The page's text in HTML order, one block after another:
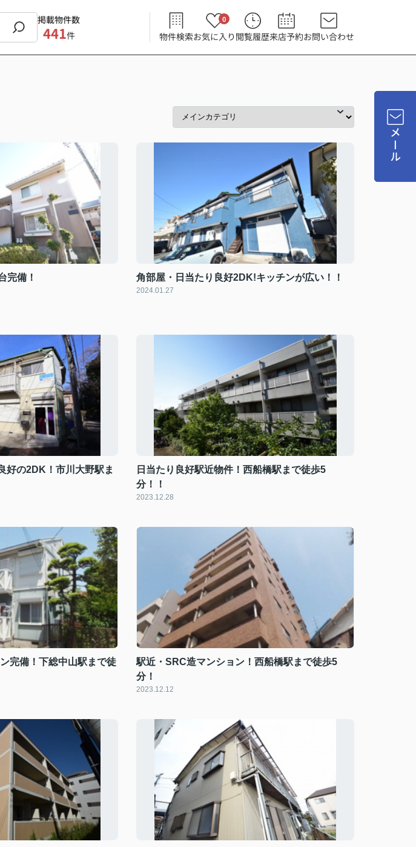
掲載物件数
441件 物件検索お気に入り
0
閲覧履歴来店予約お問い合わせ
メール
完備！ 角部屋・日当たり良好2DK!キッチンが広い！！
2024.01.27
好の2DK！市川大野駅ま
日当たり良好駅近物件！西船橋駅まで徒歩5
分！！
2023.12.28
完備！下総中山駅まで徒
駅近・SRC造マンション！西船橋駅まで徒歩5
分！
2023.12.12